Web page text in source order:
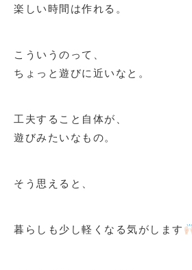
楽しい時間は作れる。
こういうのって、
ちょっと遊びに近いなと。
工夫すること自体が、
遊びみたいなもの。
そう思えると、
暮らしも少し軽くなる気がします